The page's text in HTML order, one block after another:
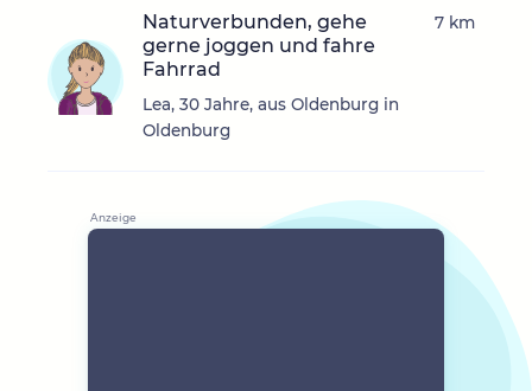
Naturverbunden, gehe
gerne joggen und fahre
Fahrrad
Lea, 30 Jahre, aus Oldenburg in
Oldenburg
7 km